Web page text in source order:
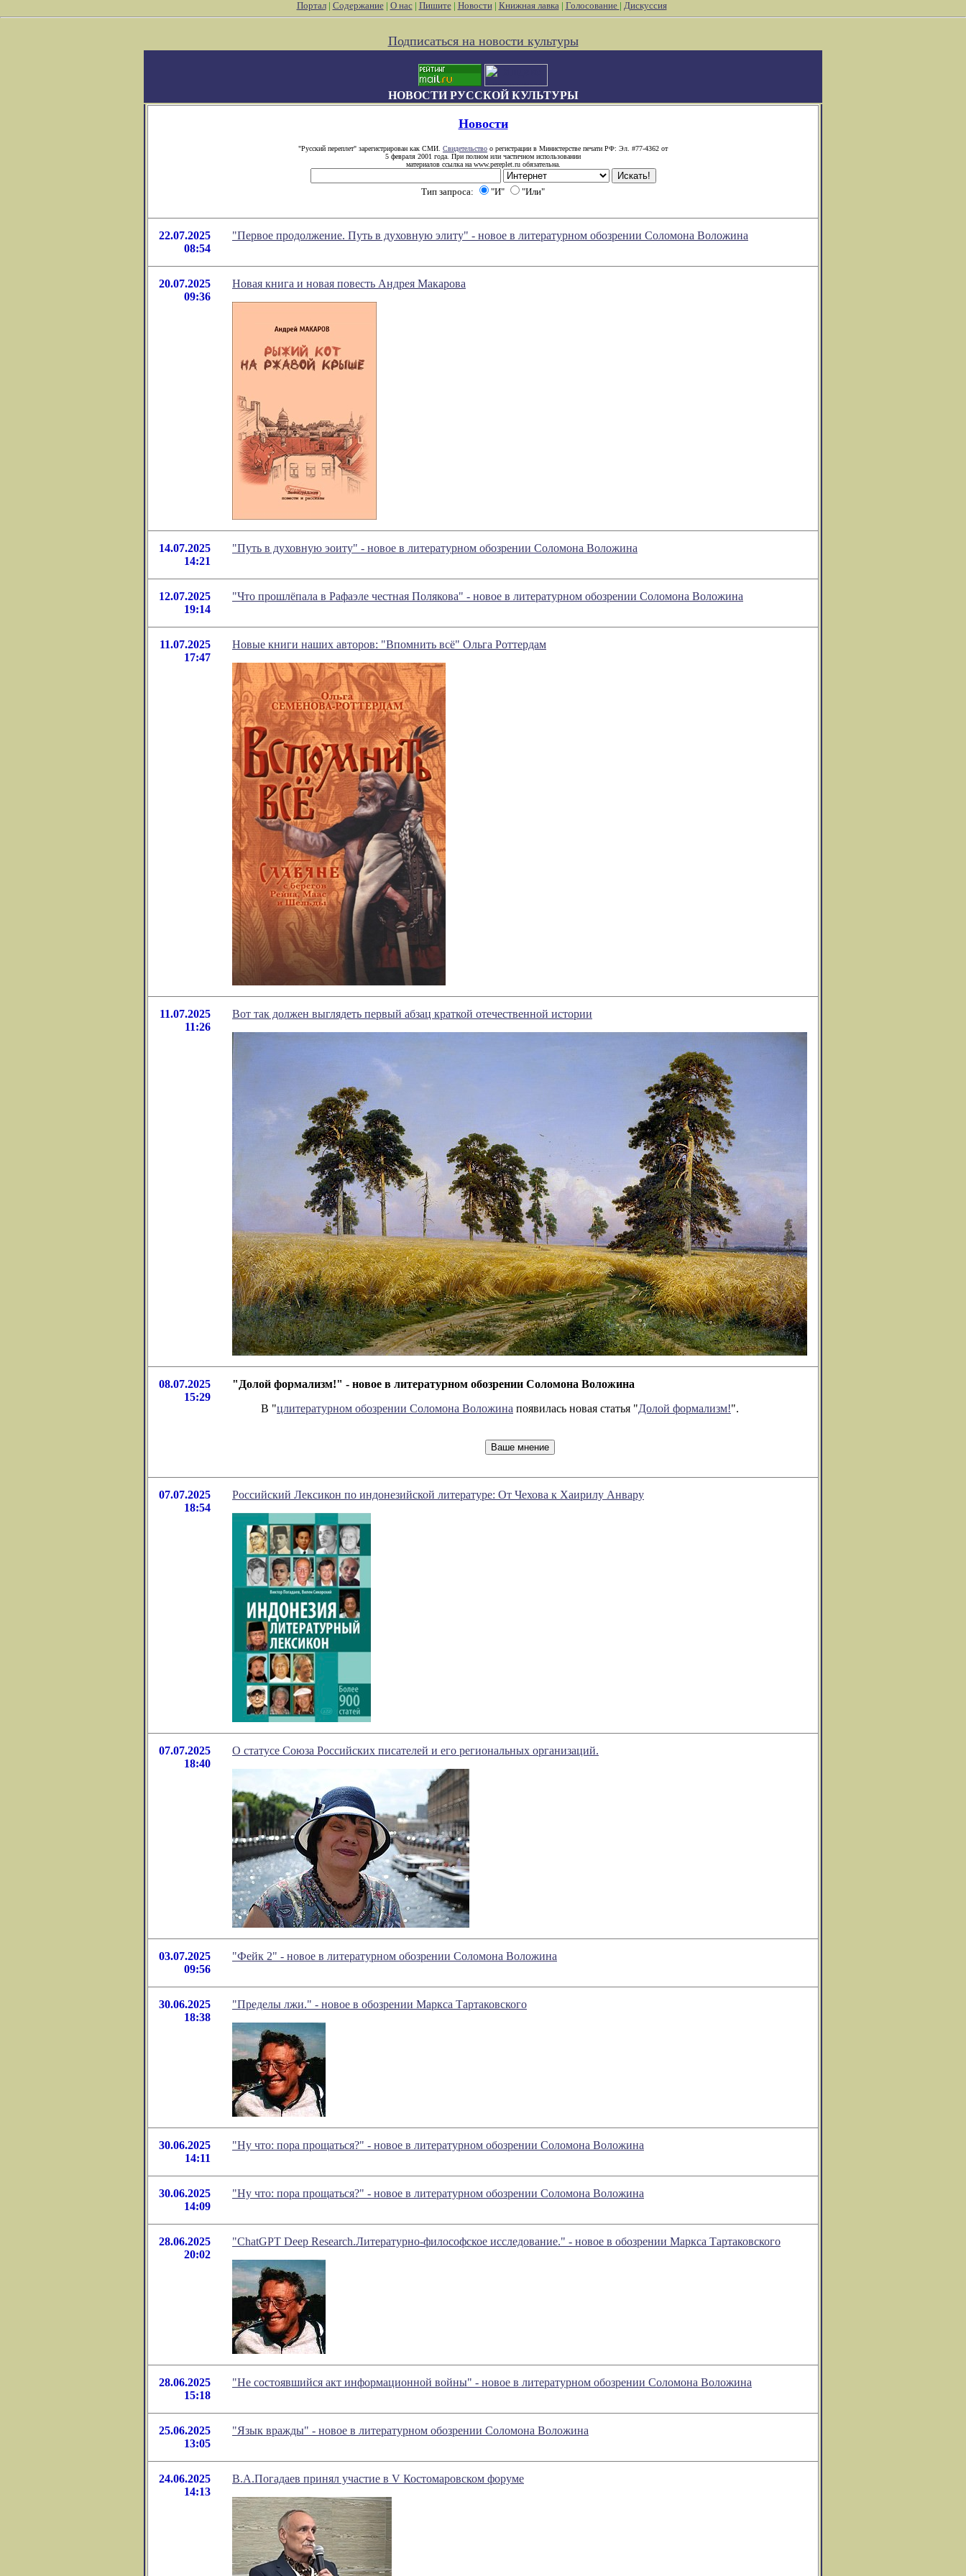
Портал| Содержание| О нас| Пишите| Новости| Книжная лавка| Голосование | Дискуссия
Подписаться на новости культуры
НОВОСТИ РУССКОЙ КУЛЬТУРЫ
Новости
"Русский переплет" зарегистрирован как СМИ. Свидетельство о регистрации в Министерстве печати РФ: Эл. #77-4362 от
5 февраля 2001 года. При полном или частичном использовании
материалов ссылка на www.pereplet.ru обязательна.
Тип запроса: "И" "Или"
22.07.2025
08:54
"Первое продолжение. Путь в духовную элиту" - новое в литературном обозрении Соломона Воложина
20.07.2025
09:36
Новая книга и новая повесть Андрея Макарова
14.07.2025
14:21
"Путь в духовную эоиту" - новое в литературном обозрении Соломона Воложина
12.07.2025
19:14
"Что прошлёпала в Рафаэле честная Полякова" - новое в литературном обозрении Соломона Воложина
11.07.2025
17:47
Новые книги наших авторов: "Впомнить всё" Ольга Роттердам
11.07.2025
11:26
Вот так должен выглядеть первый абзац краткой отечественной истории
08.07.2025
15:29
"Долой формализм!" - новое в литературном обозрении Соломона Воложина
В "цлитературном обозрении Соломона Воложина появилась новая статья "Долой формализм!".
07.07.2025
18:54
Российский Лексикон по индонезийской литературе: От Чехова к Хаирилу Анвару
07.07.2025
18:40
О статусе Союза Российских писателей и его региональных организаций.
03.07.2025
09:56
"Фейк 2" - новое в литературном обозрении Соломона Воложина
30.06.2025
18:38
"Пределы лжи." - новое в обозрении Маркса Тартаковского
30.06.2025
14:11
"Ну что: пора прощаться?" - новое в литературном обозрении Соломона Воложина
30.06.2025
14:09
"Ну что: пора прощаться?" - новое в литературном обозрении Соломона Воложина
28.06.2025
20:02
"ChatGPT Deep Research.Литературно-философское исследование." - новое в обозрении Маркса Тартаковского
28.06.2025
15:18
"Не состоявшийся акт информационной войны" - новое в литературном обозрении Соломона Воложина
25.06.2025
13:05
"Язык вражды" - новое в литературном обозрении Соломона Воложина
24.06.2025
14:13
В.А.Погадаев принял участие в V Костомаровском форуме